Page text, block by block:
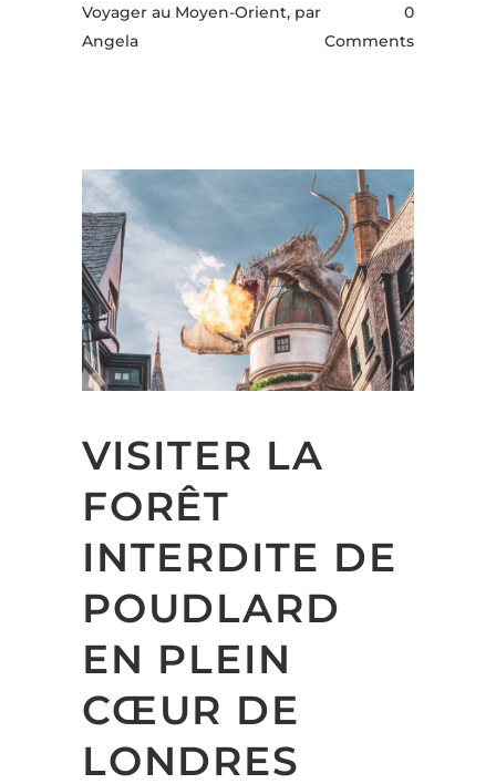
Voyager au Moyen-Orient, par
Angela
0
Comments
VISITER LA
FORÊT
INTERDITE DE
POUDLARD
EN PLEIN
CŒUR DE
LONDRES